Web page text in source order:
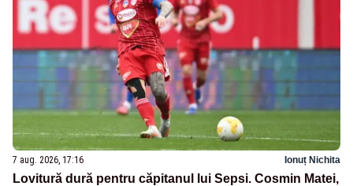
7 aug. 2026, 17:16 Ionuț Nichita
Lovitură dură pentru căpitanul lui Sepsi. Cosmin Matei,